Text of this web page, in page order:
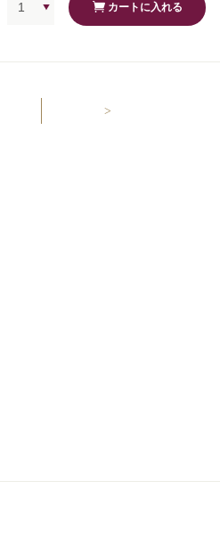
カートに入れる
>